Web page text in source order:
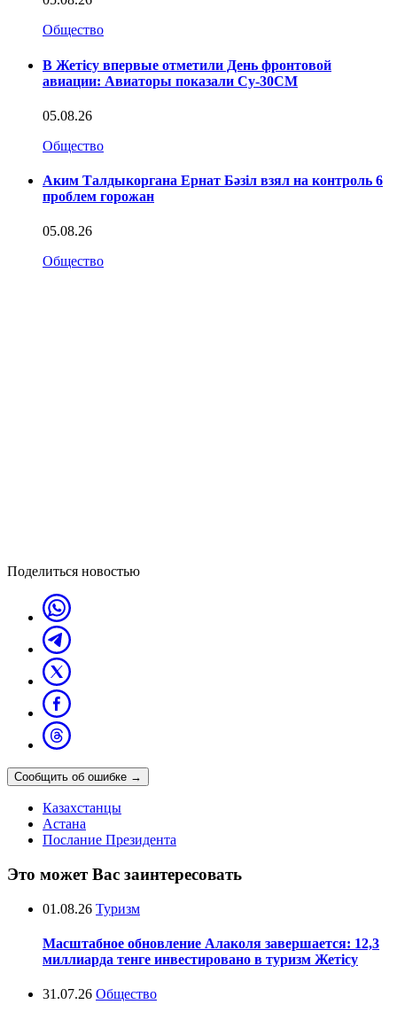
Общество
В Жетісу впервые отметили День фронтовой
авиации: Авиаторы показали Су-30СМ
05.08.26
Общество
Аким Талдыкоргана Ернат Бәзіл взял на контроль 6
проблем горожан
05.08.26
Общество
Поделиться новостью
Сообщить об ошибке →
Казахстанцы
Астана
Послание Президента
Это может Вас заинтересовать
01.08.26 Туризм
Масштабное обновление Алаколя завершается: 12,3
миллиарда тенге инвестировано в туризм Жетісу
31.07.26 Общество